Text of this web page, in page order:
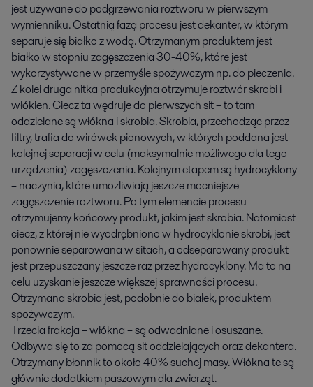
jest używane do podgrzewania roztworu w pierwszym
wymienniku. Ostatnią fazą procesu jest dekanter, w którym
separuje się białko z wodą. Otrzymanym produktem jest
białko w stopniu zagęszczenia 30-40%, które jest
wykorzystywane w przemyśle spożywczym np. do pieczenia.
Z kolei druga nitka produkcyjna otrzymuje roztwór skrobi i
włókien. Ciecz ta wędruje do pierwszych sit – to tam
oddzielane są włókna i skrobia. Skrobia, przechodząc przez
filtry, trafia do wirówek pionowych, w których poddana jest
kolejnej separacji w celu (maksymalnie możliwego dla tego
urządzenia) zagęszczenia. Kolejnym etapem są hydrocyklony
– naczynia, które umożliwiają jeszcze mocniejsze
zagęszczenie roztworu. Po tym elemencie procesu
otrzymujemy końcowy produkt, jakim jest skrobia. Natomiast
ciecz, z której nie wyodrębniono w hydrocyklonie skrobi, jest
ponownie separowana w sitach, a odseparowany produkt
jest przepuszczany jeszcze raz przez hydrocyklony. Ma to na
celu uzyskanie jeszcze większej sprawności procesu.
Otrzymana skrobia jest, podobnie do białek, produktem
spożywczym.
Trzecia frakcja – włókna – są odwadniane i osuszane.
Odbywa się to za pomocą sit oddzielających oraz dekantera.
Otrzymany błonnik to około 40% suchej masy. Włókna te są
głównie dodatkiem paszowym dla zwierząt.